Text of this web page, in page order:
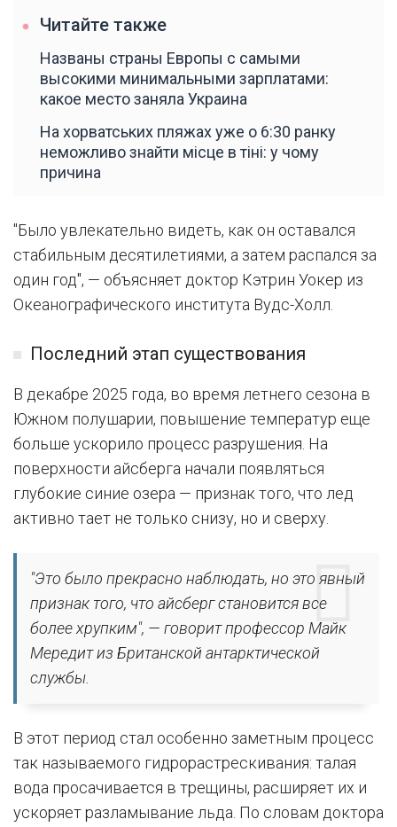
Читайте также
Названы страны Европы с самыми
высокими минимальными зарплатами:
какое место заняла Украина
На хорватських пляжах уже о 6:30 ранку
неможливо знайти місце в тіні: у чому
причина
"Было увлекательно видеть, как он оставался
стабильным десятилетиями, а затем распался за
один год", — объясняет доктор Кэтрин Уокер из
Океанографического института Вудс-Холл.
Последний этап существования
В декабре 2025 года, во время летнего сезона в
Южном полушарии, повышение температур еще
больше ускорило процесс разрушения. На
поверхности айсберга начали появляться
глубокие синие озера — признак того, что лед
активно тает не только снизу, но и сверху.
"Это было прекрасно наблюдать, но это явный
признак того, что айсберг становится все
более хрупким", — говорит профессор Майк
Мередит из Британской антарктической
службы.
В этот период стал особенно заметным процесс
так называемого гидрорастрескивания: талая
вода просачивается в трещины, расширяет их и
ускоряет разламывание льда. По словам доктора